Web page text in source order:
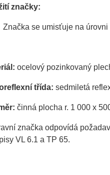
značky:
Značka se umisťuje na úrovni
ocelový pozinkovaný
třída: sedmiletá
činná plocha r. 1 000 x
značka odpovídá
VL 6.1 a TP 65.